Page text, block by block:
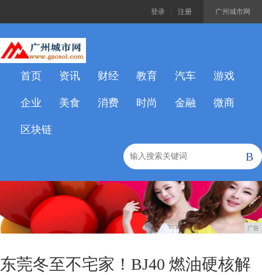
广州城市网
登录 注册
首页 资讯 财经 教育 汽车 游戏
企业 美食 消费 时尚 金融 微商
区块链
B
广告
东莞冬至不宅家！BJ40 燃油硬核解